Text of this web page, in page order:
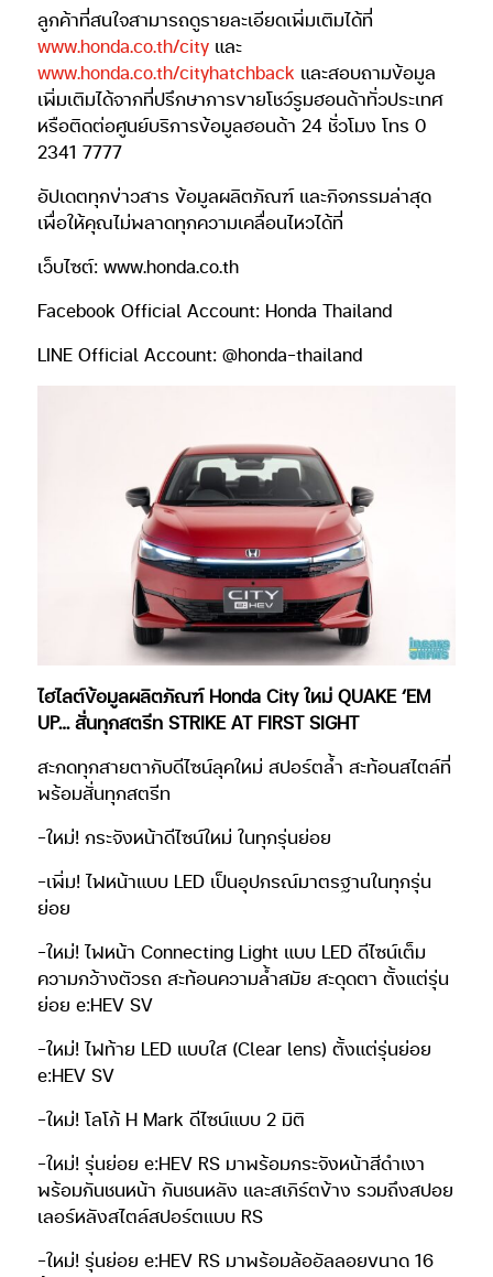
ลูกค้าที่สนใจสามารถดูรายละเอียดเพิ่มเติมได้ที่
www.honda.co.th/cityและ
www.honda.co.th/cityhatchback และสอบถามข้อมูล
เพิ่มเติมได้จากที่ปรึกษาการขายโชว์รูมฮอนด้าทั่วประเทศ
หรือติดต่อศูนย์บริการข้อมูลฮอนด้า 24 ชั่วโมง โทร 0
2341 7777
อัปเดตทุกข่าวสาร ข้อมูลผลิตภัณฑ์ และกิจกรรมล่าสุด
เพื่อให้คุณไม่พลาดทุกความเคลื่อนไหวได้ที่
เว็บไซต์: www.honda.co.th
Facebook Official Account: Honda Thailand
LINE Official Account: @honda-thailand
ไฮไลต์ข้อมูลผลิตภัณฑ์ Honda City ใหม่ QUAKE ‘EM
UP… สั่นทุกสตรีท STRIKE AT FIRST SIGHT
สะกดทุกสายตากับดีไซน์ลุคใหม่ สปอร์ตล้ำ สะท้อนสไตล์ที่
พร้อมสั่นทุกสตรีท
-ใหม่! กระจังหน้าดีไซน์ใหม่ ในทุกรุ่นย่อย
-เพิ่ม! ไฟหน้าแบบ LED เป็นอุปกรณ์มาตรฐานในทุกรุ่น
ย่อย
-ใหม่! ไฟหน้า Connecting Light แบบ LED ดีไซน์เต็ม
ความกว้างตัวรถ สะท้อนความล้ำสมัย สะดุดตา ตั้งแต่รุ่น
ย่อย e:HEV SV
-ใหม่! ไฟท้าย LED แบบใส (Clear lens) ตั้งแต่รุ่นย่อย
e:HEV SV
-ใหม่! โลโก้ H Mark ดีไซน์แบบ 2 มิติ
-ใหม่! รุ่นย่อย e:HEV RS มาพร้อมกระจังหน้าสีดำเงา
พร้อมกันชนหน้า กันชนหลัง และสเกิร์ตข้าง รวมถึงสปอย
เลอร์หลังสไตล์สปอร์ตแบบ RS
-ใหม่! รุ่นย่อย e:HEV RS มาพร้อมล้ออัลลอยขนาด 16